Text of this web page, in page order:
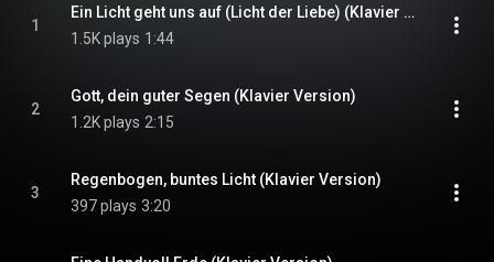
1
Ein Licht geht uns auf (Licht der Liebe) (Klavier Version)
1.5K plays 1:44
2
Gott, dein guter Segen (Klavier Version)
1.2K plays 2:15
3
Regenbogen, buntes Licht (Klavier Version)
397 plays 3:20